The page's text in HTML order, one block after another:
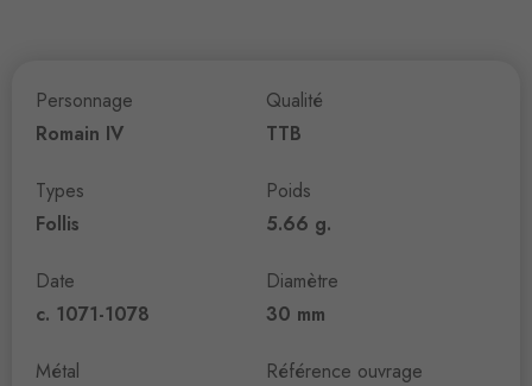
Personnage
Romain IV
Types
Follis
Date
c. 1071-1078
Métal
Qualité
TTB
Poids
5.66 g.
Diamètre
30 mm
Référence ouvrage